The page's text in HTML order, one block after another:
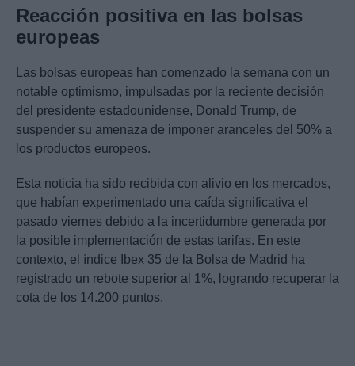
Reacción positiva en las bolsas
europeas
Las bolsas europeas han comenzado la semana con un
notable optimismo, impulsadas por la reciente decisión
del presidente estadounidense, Donald Trump, de
suspender su amenaza de imponer aranceles del 50% a
los productos europeos.
Esta noticia ha sido recibida con alivio en los mercados,
que habían experimentado una caída significativa el
pasado viernes debido a la incertidumbre generada por
la posible implementación de estas tarifas. En este
contexto, el índice Ibex 35 de la Bolsa de Madrid ha
registrado un rebote superior al 1%, logrando recuperar la
cota de los 14.200 puntos.